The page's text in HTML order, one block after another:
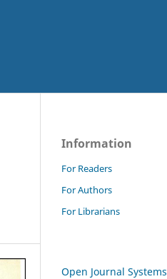
Information
For Readers
For Authors
For Librarians
Open Journal Systems